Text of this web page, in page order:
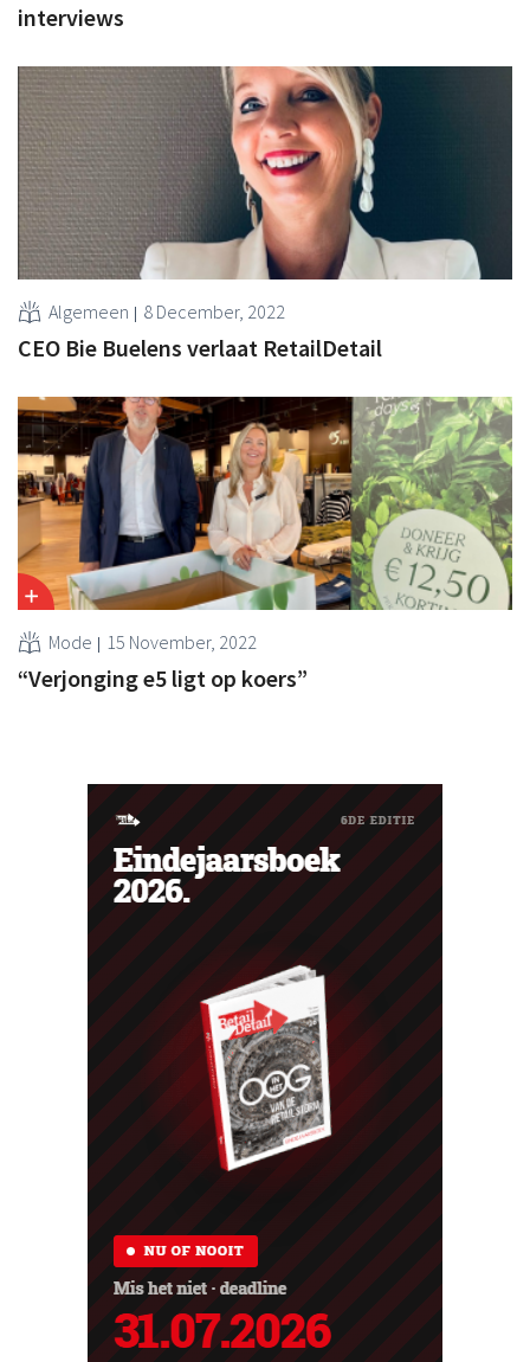
interviews
Algemeen 8 December, 2022
CEO Bie Buelens verlaat RetailDetail
Mode 15 November, 2022
“Verjonging e5 ligt op koers”